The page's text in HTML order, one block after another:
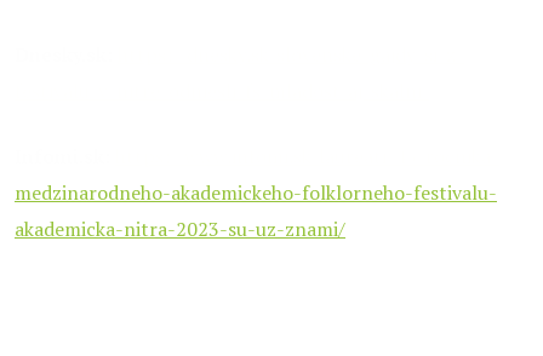
medzinarodneho-akademickeho-folklorneho-festivalu-
akademicka-nitra-2023-su-uz-znami/